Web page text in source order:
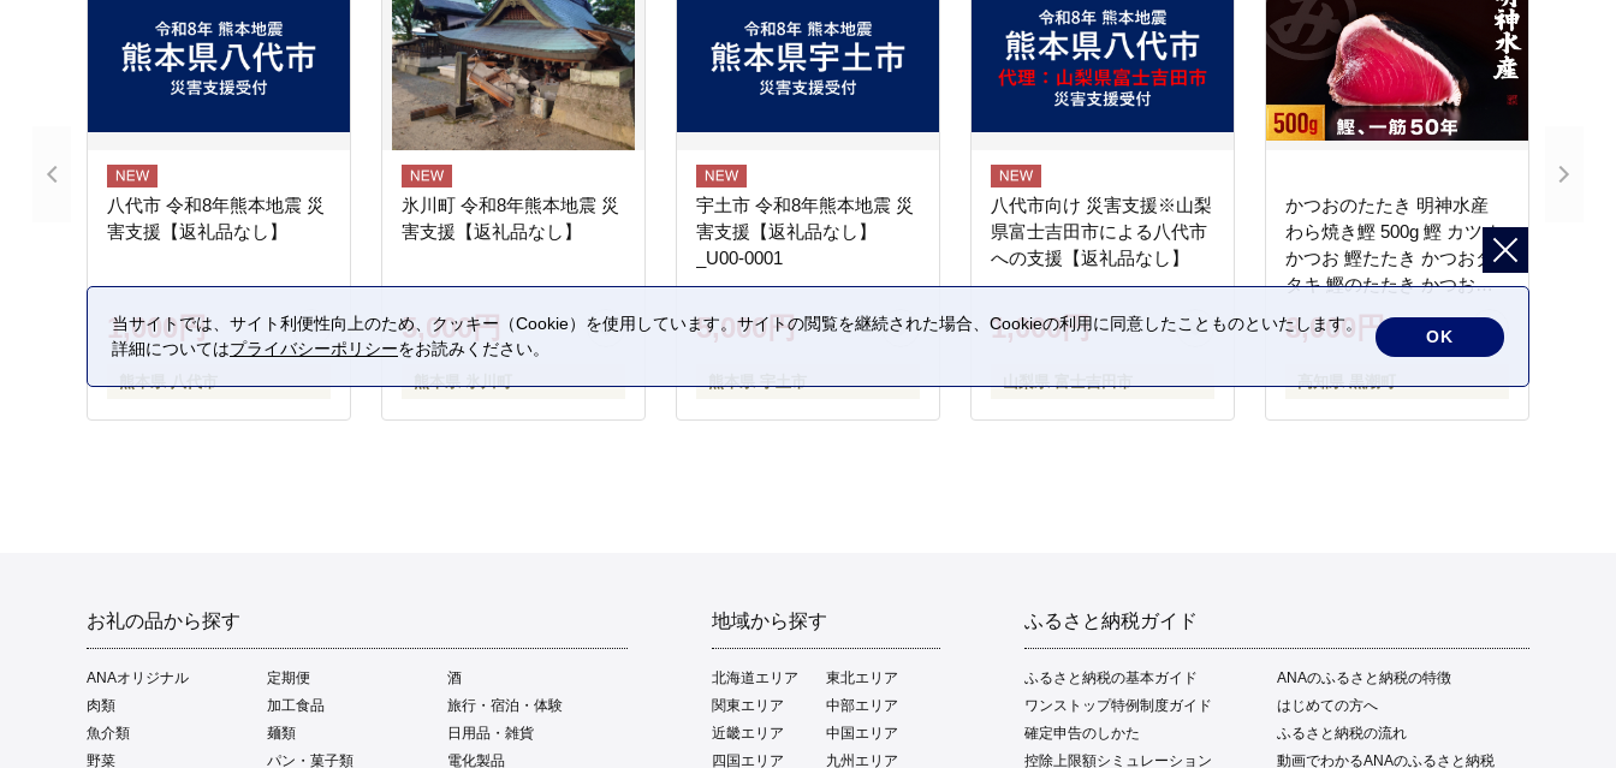
八代市 令和8年熊本地震 災
害支援【返礼品なし】
1,000円
熊本県 八代市
氷川町 令和8年熊本地震 災
害支援【返礼品なし】
5,000円
熊本県 氷川町
宇土市 令和8年熊本地震 災
害支援【返礼品なし】
_U00-0001
5,000円
熊本県 宇土市
八代市向け 災害支援※山梨
県富士吉田市による八代市
への支援【返礼品なし】
1,000円
山梨県 富士吉田市
かつおのたたき 明神水産
わら焼き鰹 500g 鰹 カツオ
かつお 鰹たたき かつおタ
タキ 鰹のたたき かつおの
タタキ 藁焼き わら焼き 魚
さかな 海鮮 刺身 お刺身 冷
凍 ご家庭用 グルメ 特産品
ご当地 本場 高知 黒潮町 ギ
フト 贈答品 人気 返礼品 ふ
8,000円
高知県 黒潮町
お礼の品から探す
ANAオリジナル 定期便
酒
肉類
加工食品
旅行・宿泊・体験
魚介類
麺類
日用品・雑貨
野菜
パン・菓子類 電化製品
地域から探す
北海道エリア
東北エリア
関東エリア
中部エリア
近畿エリア
中国エリア
四国エリア
九州エリア
ふるさと納税ガイド
ふるさと納税の基本ガイド
ANAのふるさと納税の特徴
ワンストップ特例制度ガイド
はじめての方へ
確定申告のしかた
ふるさと納税の流れ
控除上限額シミュレーション
動画でわかるANAのふるさと納税
当サイトでは、サイト利便性向上のため、クッキー（Cookie）を使用しています。サイトの閲覧を継続された場合、Cookieの利用に同意したことものといたします。
詳細についてはプライバシーポリシーをお読みください。
OK